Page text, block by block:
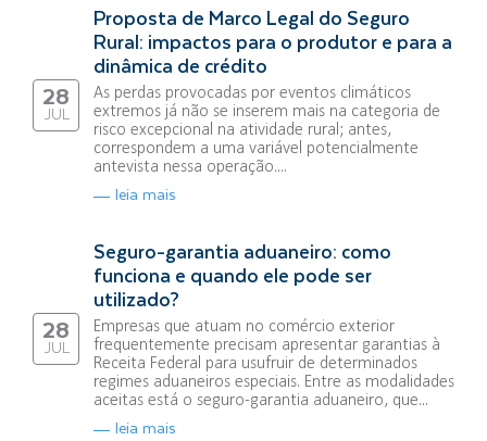
28
JUL
Proposta de Marco Legal do Seguro
Rural: impactos para o produtor e para a
dinâmica de crédito
As perdas provocadas por eventos climáticos
extremos já não se inserem mais na categoria de
risco excepcional na atividade rural; antes,
correspondem a uma variável potencialmente
antevista nessa operação....
leia mais
28
JUL
Seguro-garantia aduaneiro: como
funciona e quando ele pode ser
utilizado?
Empresas que atuam no comércio exterior
frequentemente precisam apresentar garantias à
Receita Federal para usufruir de determinados
regimes aduaneiros especiais. Entre as modalidades
aceitas está o seguro-garantia aduaneiro, que...
leia mais